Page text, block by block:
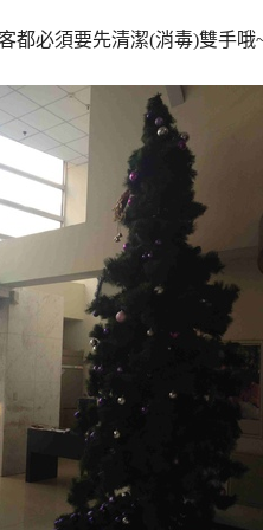
都必須要先清潔(消毒)雙手哦